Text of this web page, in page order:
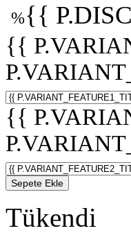
%{{
{{
{{
Sepete Ekle
Tükendi